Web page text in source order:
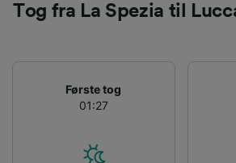
Tog fra La Spezia til
Første tog
01:27